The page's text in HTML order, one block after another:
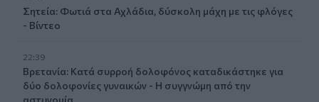
Σητεία: Φωτιά στα Αχλάδια, δύσκολη μάχη με τις φλόγες
- Βίντεο
22:39
Βρετανία: Κατά συρροή δολοφόνος καταδικάστηκε για
δύο δολοφονίες γυναικών - Η συγγνώμη από την
αστυνομία